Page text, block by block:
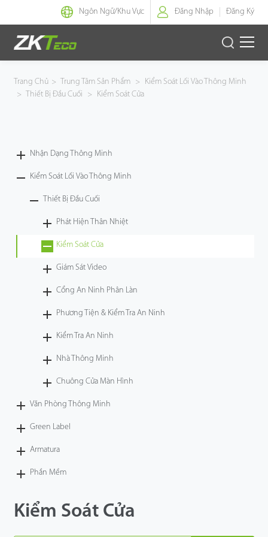
Ngôn Ngữ/Khu Vực Đăng Nhập Đăng Ký
Nhận Dạng Thông Minh
Armatura
Dự Án
Công Nghệ
Trang Chủ > Trung Tâm Sản Phẩm >
Kiểm Soát Lối Vào Thông Minh
>
Thiết Bị Đầu Cuối > Kiểm Soát Cửa
Nhận Dạng Thông Minh
Kiểm Soát Lối Vào Thông Minh
Thiết Bị Đầu Cuối
Phát Hiện Thân Nhiệt
Kiểm Soát Cửa
Giám Sát Video
Cổng An Ninh Phân Làn
Phương Tiện & Kiểm Tra An Ninh
Kiểm Tra An Ninh
Nhà Thông Minh
Chuông Cửa Màn Hình
Văn Phòng Thông Minh
Green Label
Armatura
Phần Mềm
Kiểm Soát Cửa